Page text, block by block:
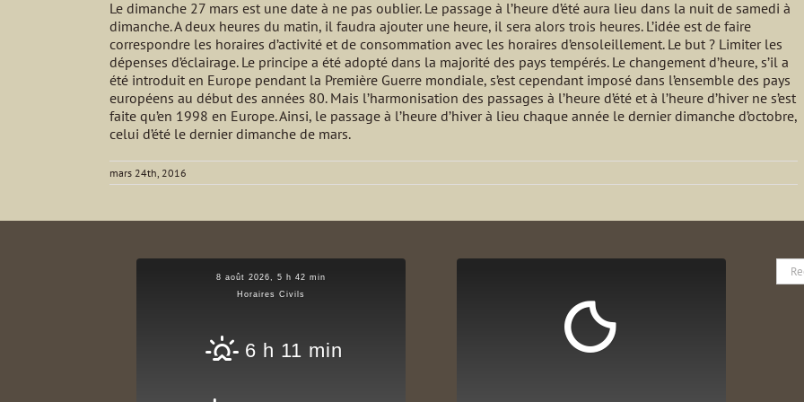
Le dimanche 27 mars est une date à ne pas oublier. Le passage à l’heure d’été aura lieu dans la nuit de samedi à
dimanche. A deux heures du matin, il faudra ajouter une heure, il sera alors trois heures. L’idée est de faire
correspondre les horaires d’activité et de consommation avec les horaires d’ensoleillement. Le but ? Limiter les
dépenses d’éclairage. Le principe a été adopté dans la majorité des pays tempérés. Le changement d’heure, s’il a
été introduit en Europe pendant la Première Guerre mondiale, s’est cependant imposé dans l’ensemble des pays
européens au début des années 80. Mais l’harmonisation des passages à l’heure d’été et à l’heure d’hiver ne s’est
faite qu’en 1998 en Europe. Ainsi, le passage à l’heure d’hiver à lieu chaque année le dernier dimanche d’octobre,
celui d’été le dernier dimanche de mars.
mars 24th, 2016
8 août 2026, 5 h 42 min
Horaires Civils
6 h 11 min